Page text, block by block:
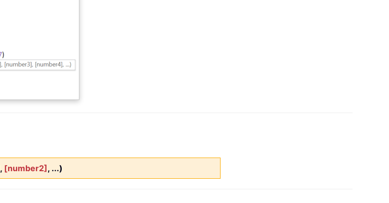
, [number2] , ...)